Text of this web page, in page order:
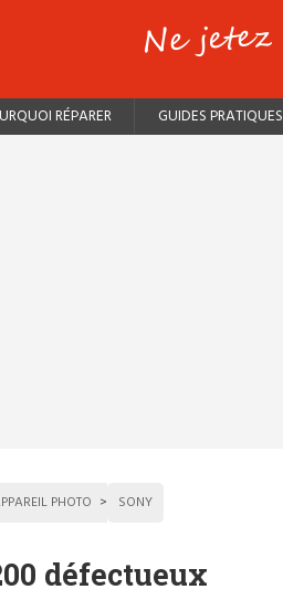
RÉPARER GUIDES PRATIQUES
PHOTO SONY
défectueux